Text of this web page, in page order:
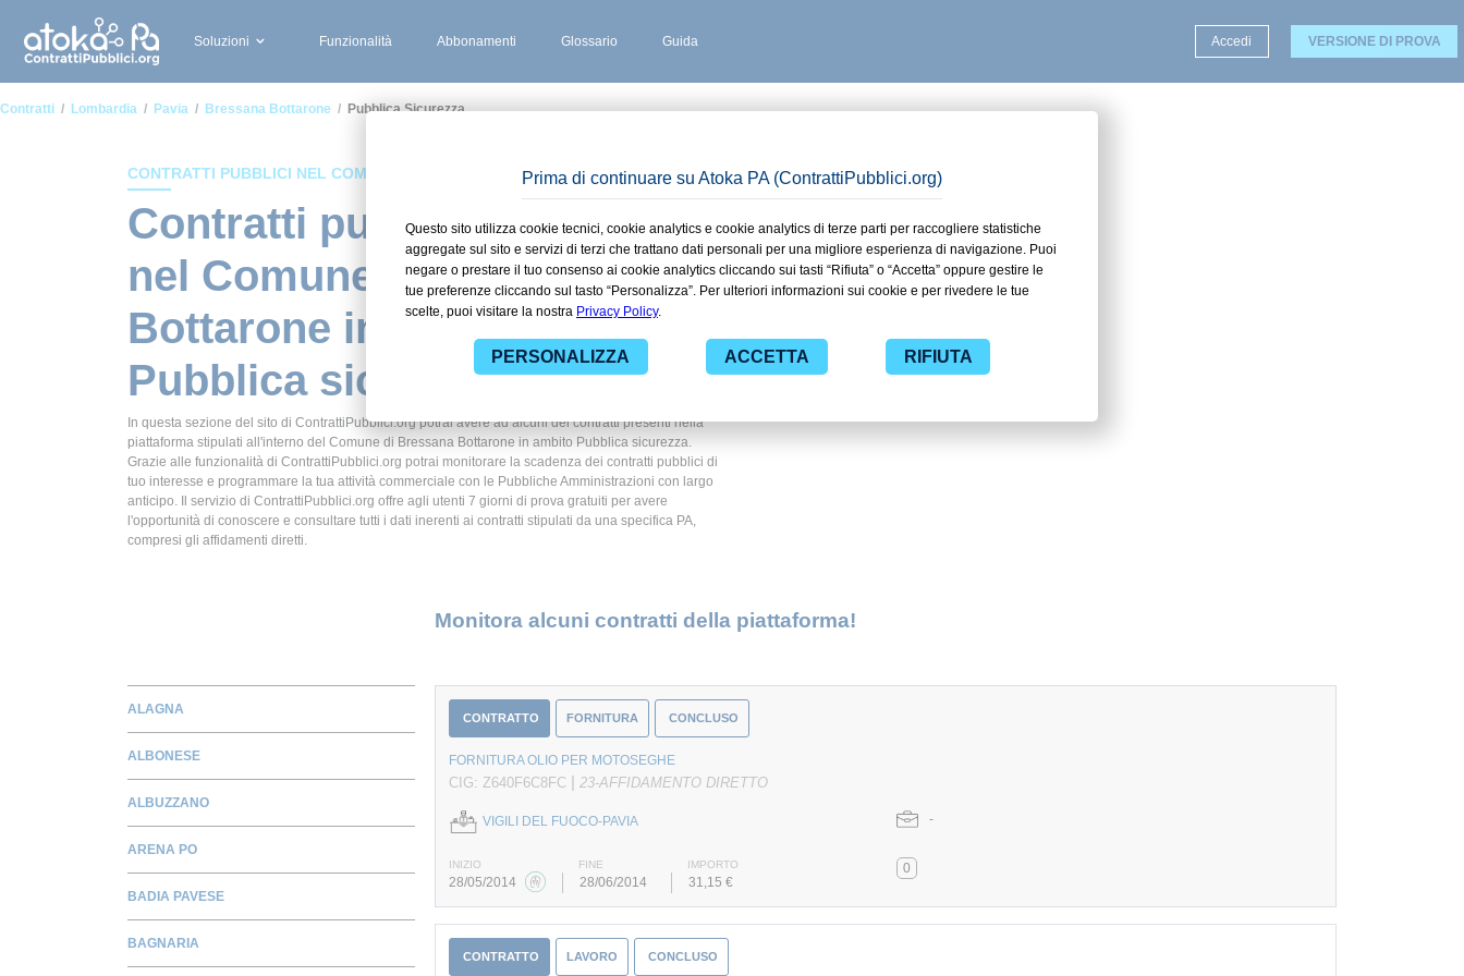
Soluzioni Funzionalità Abbonamenti Glossario Guida Accedi VERSIONE DI PROVA
Contratti Lombardia Pavia Bressana Bottarone Pubblica Sicurezza
CONTRATTI PUBBLICI NEL COMUNE DI BRESSANA BOTTARONE
Contratti pubblici stipulati
nel Comune di Bressana
Bottarone in ambito
Pubblica sicurezza
In questa sezione del sito di ContrattiPubblici.org potrai avere ad alcuni dei contratti presenti nella
piattaforma stipulati all'interno del Comune di Bressana Bottarone in ambito Pubblica sicurezza.
Grazie alle funzionalità di ContrattiPubblici.org potrai monitorare la scadenza dei contratti pubblici di
tuo interesse e programmare la tua attività commerciale con le Pubbliche Amministrazioni con largo
anticipo. Il servizio di ContrattiPubblici.org offre agli utenti 7 giorni di prova gratuiti per avere
l'opportunità di conoscere e consultare tutti i dati inerenti ai contratti stipulati da una specifica PA,
compresi gli affidamenti diretti.
Monitora alcuni contratti della piattaforma!
ALAGNA
ALBONESE
ALBUZZANO
ARENA PO
BADIA PAVESE
BAGNARIA
CONTRATTO FORNITURA CONCLUSO
FORNITURA OLIO PER MOTOSEGHE
CIG: Z640F6C8FC | 23-AFFIDAMENTO DIRETTO
VIGILI DEL FUOCO-PAVIA -
INIZIO FINE IMPORTO
28/05/2014 28/06/2014 31,15 €
0
CONTRATTO LAVORO CONCLUSO